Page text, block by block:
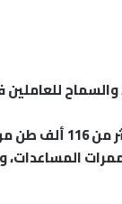
ووفقا
4أشهر- في ممرات